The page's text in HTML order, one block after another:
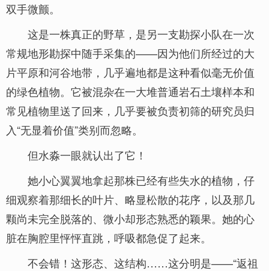
双手微颤。
这是一株真正的野草，是另一支勘探小队在一次
常规地形勘探中随手采集的——因为他们所经过的大
片平原和河谷地带，几乎遍地都是这种看似毫无价值
的绿色植物。它被混杂在一大堆普通岩石土壤样本和
常见植物里送了回来，几乎要被负责初筛的研究员归
入“无显着价值”类别而忽略。
但水淼一眼就认出了它！
她小心翼翼地拿起那株已经有些失水的植物，仔
细观察着那细长的叶片、略显松散的花序，以及那几
颗尚未完全脱落的、微小却形态熟悉的颖果。她的心
脏在胸腔里怦怦直跳，呼吸都急促了起来。
不会错！这形态、这结构……这分明是——“返祖